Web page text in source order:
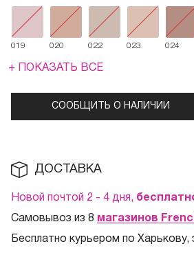
019 020 022 023 024
+ ПОКАЗАТЬ ВСЕ
СООБЩИТЬ О НАЛИЧИИ
ДОСТАВКА
Новой почтой 2 - 4 дня,
Самовывоз из 8 магазинов
Бесплатно курьером по Харькову,